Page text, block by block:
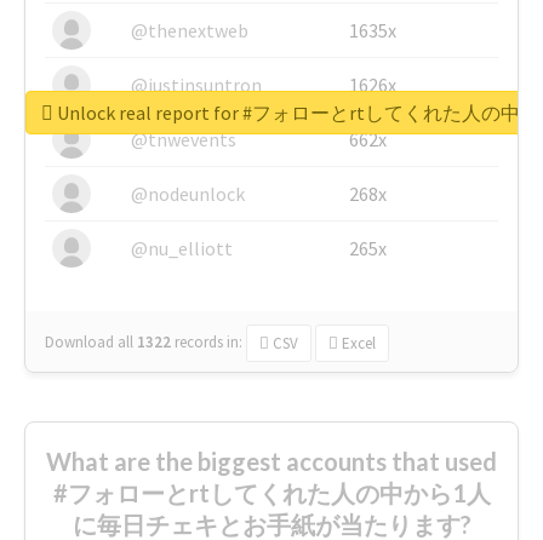
@thenextweb
1635x
@justinsuntron 1626x
@tnwevents 662x
@nodeunlock 268x
@nu_elliott 265x
Download all 1322 records in: CSV Excel
Unlock real report for #フォローとrtしてくれた人の中
What are the biggest accounts that used
#フォローとrtしてくれた人の中から1人
に毎日チェキとお手紙が当たります?